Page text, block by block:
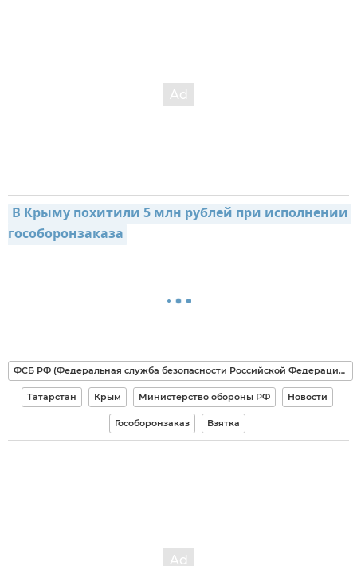
В Крыму похитили 5 млн рублей при исполнении
гособоронзаказа
ФСБ РФ (Федеральная служба безопасности Российской Федерации)
Татарстан Крым Министерство обороны РФ Новости
Гособоронзаказ Взятка